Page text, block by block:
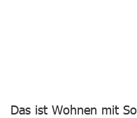
Das ist Wohnen mit